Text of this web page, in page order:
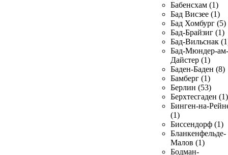
Бабенсхам (1)
Бад Висзее (1)
Бад Хомбург (5)
Бад-Брайзиг (1)
Бад-Вильснак
Бад-Мюндер-ам-
Дайстер (1)
Баден-Баден (8)
Бамберг (1)
Берлин (53)
Берхтесгаден (1)
Бинген-на-
(1)
Биссендорф (1)
Бланкенфельде-
Малов (1)
Бодман-